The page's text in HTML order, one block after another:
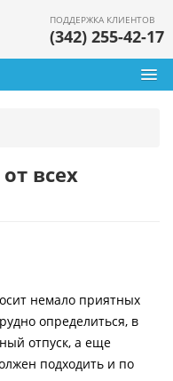
ПОДДЕРЖКА КЛИЕНТОВ
(342) 255-42-17
всех
немало приятных
определиться, в
отпуск, а еще
подходить и по